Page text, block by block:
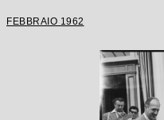
FEBBRAIO 1962